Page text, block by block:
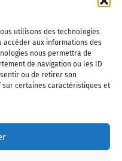
utilisons des technologies
aux informations des
nous permettra de
de navigation ou les ID
ou de retirer son
certaines caractéristiques et
Publiez votre annonce
Nous contacter